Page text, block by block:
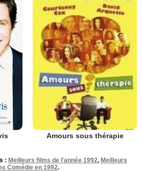
Amours sous thérapie
: Meilleurs films de l'année 1992, Meilleurs
Comédie en 1992.